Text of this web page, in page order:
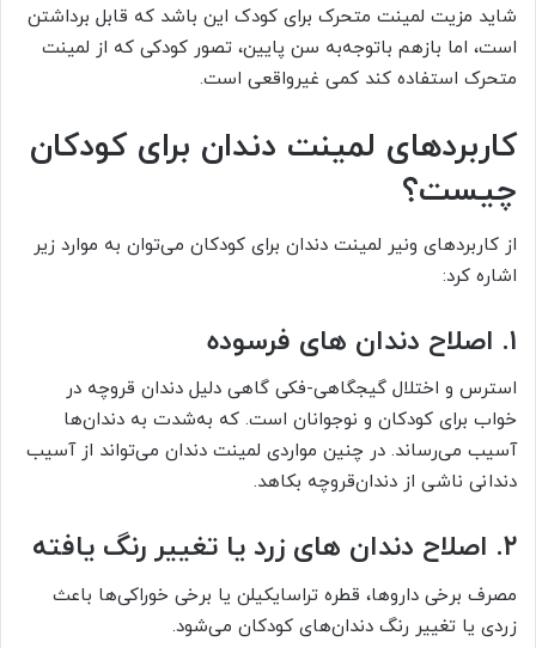
شاید مزیت لمینت متحرک‌‌ برای کودک این باشد که قابل برداشتن
است، اما بازهم با‌توجه‌به سن پایین، تصور کودکی که از لمینت
متحرک استفاده کند کمی غیرواقعی است.
کاربردهای لمینت دندان برای کودکان
چیست؟
از کاربردهای ونیر لمینت‌ دندان برای کودکان می‌توان به موارد زیر
اشاره کرد:
۱. اصلاح دندان های فرسوده
استرس و اختلال گیجگاهی-فکی گاهی دلیل دندان قروچه در
خواب برای کودکان و نوجوانان است. که به‌شدت به دندان‌ها
آسیب می‌رساند. در چنین مواردی لمینت دندان می‌تواند از آسیب
دندانی ناشی از دندان‌قروچه بکاهد.
۲. اصلاح دندان های زرد یا تغییر رنگ یافته
مصرف برخی داروها، قطره تراسایکیلن یا برخی خوراکی‌ها باعث
زردی یا تغییر رنگ دندان‌های کودکان می‌شود.